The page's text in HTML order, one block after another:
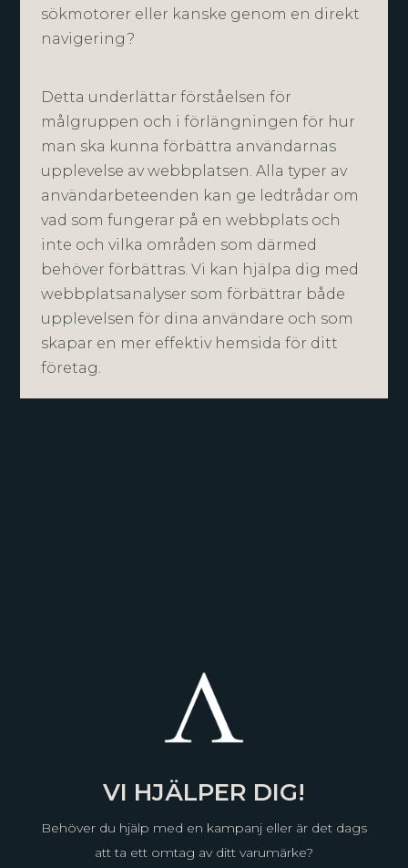
sökmotorer eller kanske genom en direkt
navigering?
Detta underlättar förståelsen för
målgruppen och i förlängningen för hur
man ska kunna förbättra användarnas
upplevelse av webbplatsen. Alla typer av
användarbeteenden kan ge ledtrådar om
vad som fungerar på en webbplats och
inte och vilka områden som därmed
behöver förbättras. Vi kan hjälpa dig med
webbplatsanalyser som förbättrar både
upplevelsen för dina användare och som
skapar en mer effektiv hemsida för ditt
företag.
VI HJÄLPER DIG!
Behöver du hjälp med en kampanj eller är det dags
att ta ett omtag av ditt varumärke?